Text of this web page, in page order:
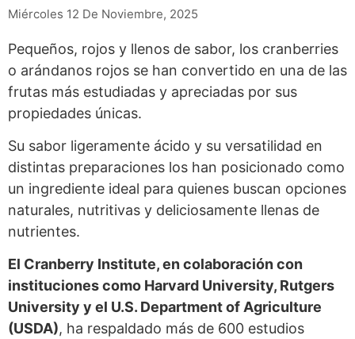
Miércoles 12 De Noviembre, 2025
Pequeños, rojos y llenos de sabor, los cranberries
o arándanos rojos se han convertido en una de las
frutas más estudiadas y apreciadas por sus
propiedades únicas.
Su sabor ligeramente ácido y su versatilidad en
distintas preparaciones los han posicionado como
un ingrediente ideal para quienes buscan opciones
naturales, nutritivas y deliciosamente llenas de
nutrientes.
El Cranberry Institute, en colaboración con
instituciones como Harvard University, Rutgers
University y el U.S. Department of Agriculture
(USDA), ha respaldado más de 600 estudios